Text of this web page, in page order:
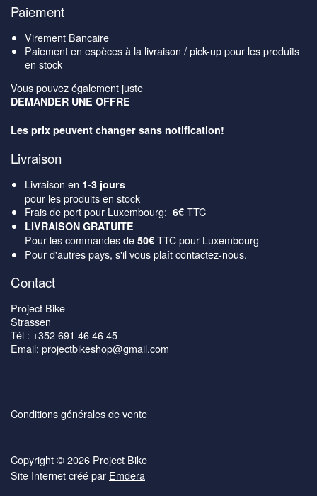
Paiement
Virement Bancaire
Paiement en espèces à la livraison / pick-up pour les produits
en stock
Vous pouvez également juste
DEMANDER UNE OFFRE
Les prix peuvent changer sans notification!
Livraison
Livraison en 1-3 jours
pour les produits en stock
Frais de port pour Luxembourg: 6€ TTC
LIVRAISON GRATUITE
Pour les commandes de 50€ TTC pour Luxembourg
Pour d'autres pays, s'il vous plaît contactez-nous.
Contact
Project Bike
Strassen
Tél : +352 691 46 46 45
Email: projectbikeshop@gmail.com
Conditions générales de vente
Copyright © 2026 Project Bike
Site Internet créé par Emdera